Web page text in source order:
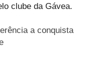
clube da Gávea.
a conquista